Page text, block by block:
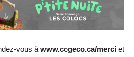
vous à www.cogeco.ca/merci et